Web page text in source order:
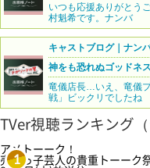
いつも応援ありがとう
村魁希です。ナンバ
キャストブログ｜ナン
神をも恐れぬゴッドネ
竜儀店長…いえ、竜儀
戦」ビックリでしたね
TVer視聴ランキング（
1
アメトーーク！
売れっ子芸人の貴重トーーク